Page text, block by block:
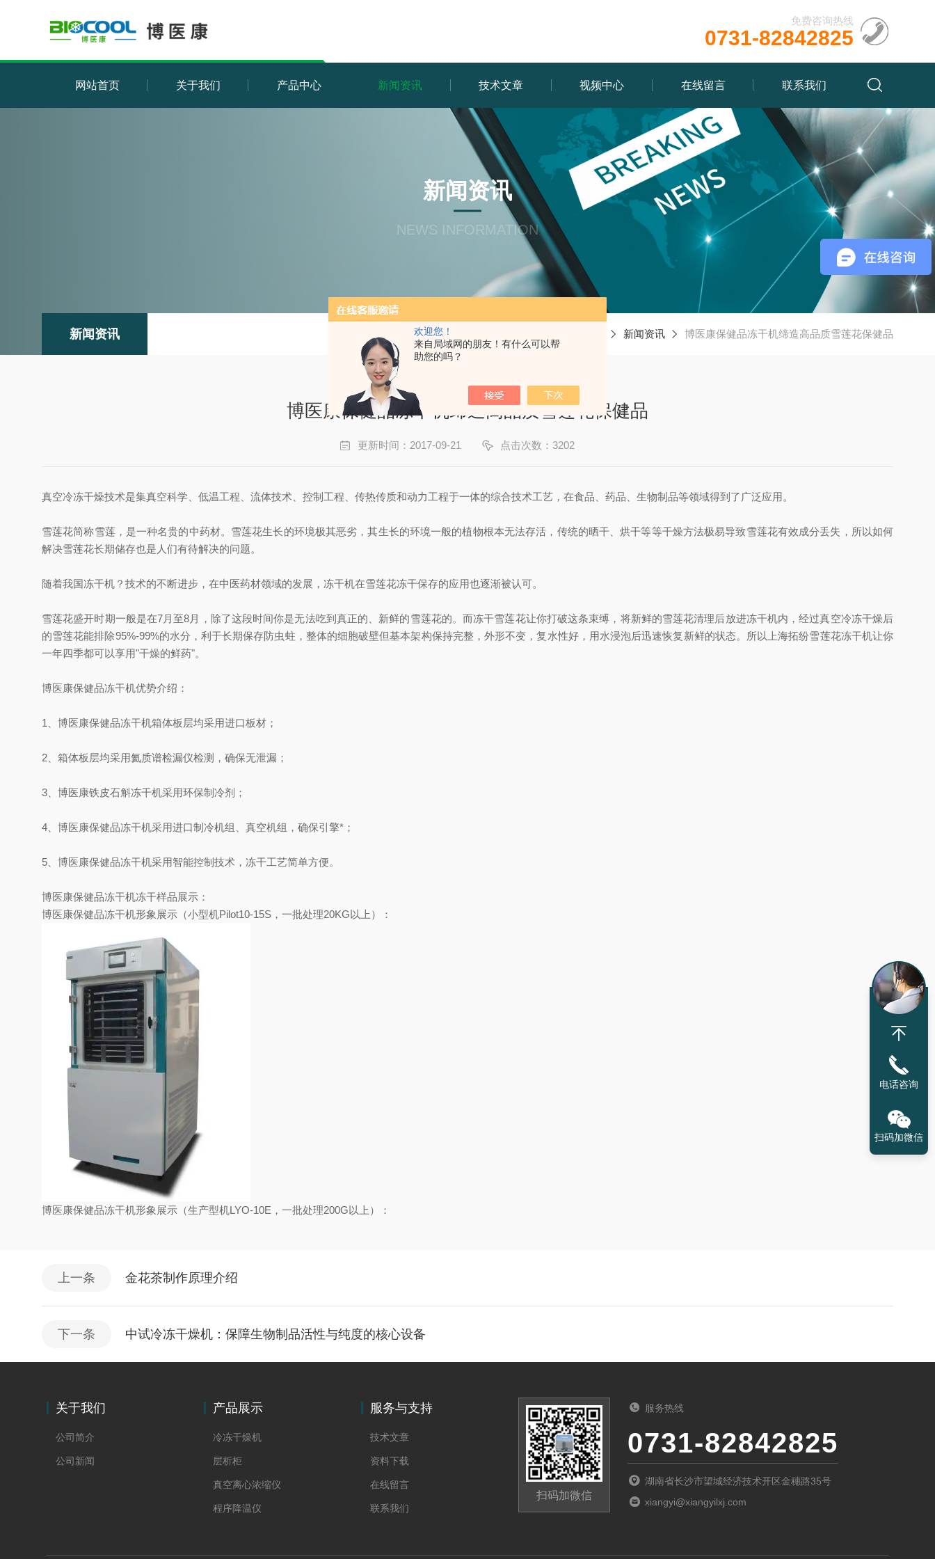
欢迎您！
来自局域网的朋友！有什么可以帮
助您的吗？
免费咨询热线
0731-82842825
网站首页 关于我们 产品中心 新闻资讯 技术文章 视频中心 在线留言 联系我们
新闻资讯
NEWS INFORMATION
新闻资讯 新闻资讯 博医康保健品冻干机缔造高品质雪莲花保健品
博医康保健品冻干机缔造高品质雪莲花保健品
更新时间：2017-09-21 点击次数：3202
真空冷冻干燥技术是集真空科学、低温工程、流体技术、控制工程、传热传质和动力工程于一体的综合技术工艺，在食品、药品、生物制品等领域得到了广泛应用。
雪莲花简称雪莲，是一种名贵的中药材。雪莲花生长的环境极其恶劣，其生长的环境一般的植物根本无法存活，传统的晒干、烘干等等干燥方法极易导致雪莲花有效成分丢失，所以如何
解决雪莲花长期储存也是人们有待解决的问题。
随着我国冻干机？技术的不断进步，在中医药材领域的发展，冻干机在雪莲花冻干保存的应用也逐渐被认可。
雪莲花盛开时期一般是在7月至8月，除了这段时间你是无法吃到真正的、新鲜的雪莲花的。而冻干雪莲花让你打破这条束缚，将新鲜的雪莲花清理后放进冻干机内，经过真空冷冻干燥后
的雪莲花能排除95%-99%的水分，利于长期保存防虫蛀，整体的细胞破壁但基本架构保持完整，外形不变，复水性好，用水浸泡后迅速恢复新鲜的状态。所以上海拓纷雪莲花冻干机让你
一年四季都可以享用"干燥的鲜药"。
博医康保健品冻干机优势介绍：
1、博医康保健品冻干机箱体板层均采用进口板材；
2、箱体板层均采用氦质谱检漏仪检测，确保无泄漏；
3、博医康铁皮石斛冻干机采用环保制冷剂；
4、博医康保健品冻干机采用进口制冷机组、真空机组，确保引擎*；
5、博医康保健品冻干机采用智能控制技术，冻干工艺简单方便。
博医康保健品冻干机冻干样品展示：
博医康保健品冻干机形象展示（小型机Pilot10-15S，一批处理20KG以上）：
博医康保健品冻干机形象展示（生产型机LYO-10E，一批处理200G以上）：
上一条 金花茶制作原理介绍
下一条 中试冷冻干燥机：保障生物制品活性与纯度的核心设备
关于我们
公司简介
公司新闻
产品展示
冷冻干燥机
层析柜
真空离心浓缩仪
程序降温仪
服务与支持
技术文章
资料下载
在线留言
联系我们
扫码加微信
服务热线
0731-82842825
湖南省长沙市望城经济技术开区金穗路35号
xiangyi@xiangyilxj.com
电话咨询
扫码加微信